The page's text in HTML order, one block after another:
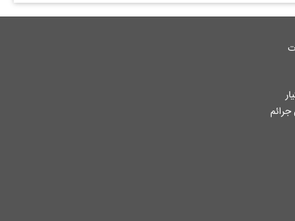
نحوی طبق ماده 12 فصل سوم قانون جرائم